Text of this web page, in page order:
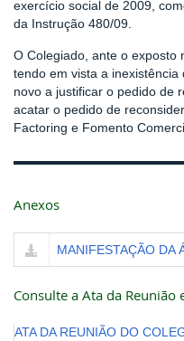
exercício social de 2009,
da Instrução 480/09.
O Colegiado, ante o exposto
tendo em vista a
novo a justificar o pedido de
acatar o pedido de
Factoring e Fomento
Anexos
MANIFESTAÇÃO DA
Consulte a Ata da
ATA DA REUNIÃO DO